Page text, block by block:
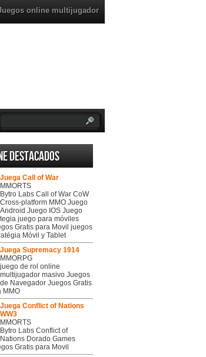
online multijugador
destacados
Juega Call of War
MMORTS
Bytro Labs Call of War CoW
Cross-platform MMO Juego
Android Juego IOS Juego
juego para móviles
Gratis para Movil juegos
Móvil y Tablet
Juega Supremacy 1914
MMORPG
juego de rol online
multijugador masivo Juegos
de Navegador Juegos Gratis
MMO
Juega Conflict of Nations
WW3
MMORTS
Bytro Labs Conflict of
Nations Dorado Games
Gratis para Movil